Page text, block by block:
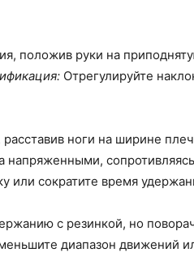
положив руки на
Отрегулируйте
расставив ноги на ширине
напряженными,
или сократите время
с резинкой, но
диапазон движений